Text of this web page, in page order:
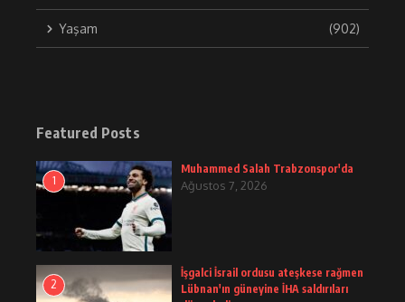
Yaşam (902)
Featured Posts
1
Muhammed Salah Trabzonspor'da
Ağustos 7, 2026
2
İşgalci İsrail ordusu ateşkese rağmen
Lübnan'ın güneyine İHA saldırıları